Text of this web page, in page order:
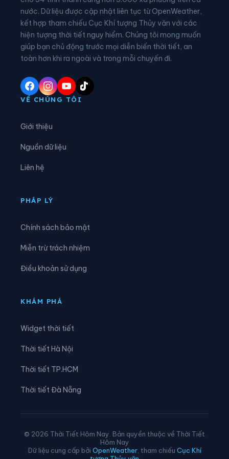
Xã Đại Đồng Xã Diên Hà
Xã Đoàn Đào Xã Đồng Bằng
Xã Đồng Châu Xã Đông Hưng
Xã Đông Quan
Xã Đông Thụy Anh
Xã Hưng Phú
Xã Nam Cường
Xã Phụ Dực
nước. Dữ liệu được cập nhật liên tục từ OpenWeather,
kết hợp tham chiếu Cục Khí tượng Thủy văn với các
hiện tượng thời tiết nguy hiểm. Chúng tôi mong muốn
giúp bạn chủ động trước mọi diễn biến thời tiết, an
toàn hơn khi ra ngoài và trong mỗi chuyến đi.
VỀ CHÚNG TÔI
Giới thiệu
Nguồn dữ liệu
Liên hệ
PHÁP LÝ
Chính sách bảo mật
Miễn trừ trách nhiệm
Điều khoản sử dụng
KHÁM PHÁ
Widget thời tiết
Thời tiết Hà Nội
Thời tiết TP.HCM
Thời tiết Đà Nẵng
© 2026 Thời Tiết Hôm Nay. Bản quyền thuộc về Thời Tiết
Hôm Nay
Dữ liệu cung cấp bởi OpenWeather, tham chiếu Cục Khí